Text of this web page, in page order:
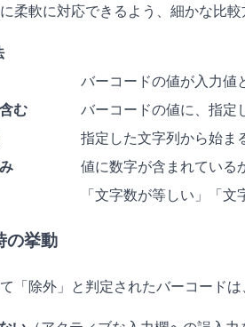
柔軟に対応できるよう、細かな比較
バーコードの値が入力値
む
バーコードの値に、指定
指定した文字列から始ま
値に数字が含まれている
「文字数が等しい」「
の挙動
「除外」と判定されたバーコードは